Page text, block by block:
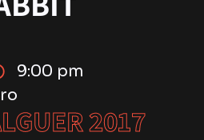
9:00 pm
2017